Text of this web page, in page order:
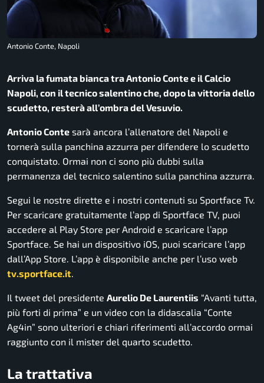
Antonio Conte, Napoli
Arriva la fumata bianca tra Antonio Conte e il Calcio
Napoli, con il tecnico salentino che, dopo la vittoria dello
scudetto, resterà all’ombra del Vesuvio.
Antonio Conte sarà ancora l’allenatore del Napoli e
tornerà sulla panchina azzurra per difendere lo scudetto
conquistato. Ormai non ci sono più dubbi sulla
permanenza del tecnico salentino sulla panchina azzurra.
Segui le nostre dirette e i nostri contenuti su Sportface Tv.
Per scaricare gratuitamente l’app di Sportface TV, puoi
accedere al Play Store per Android e scaricare l’app
Sportface. Se hai un dispositivo iOS, puoi scaricare l’app
dall’App Store. L’app è disponibile anche per l’uso web
tv.sportface.it.
Il tweet del presidente Aurelio De Laurentiis “Avanti tutta,
più forti di prima” e un video con la didascalia “Conte
Ag4in” sono ulteriori e chiari riferimenti all’accordo ormai
raggiunto con il mister del quarto scudetto.
La trattativa